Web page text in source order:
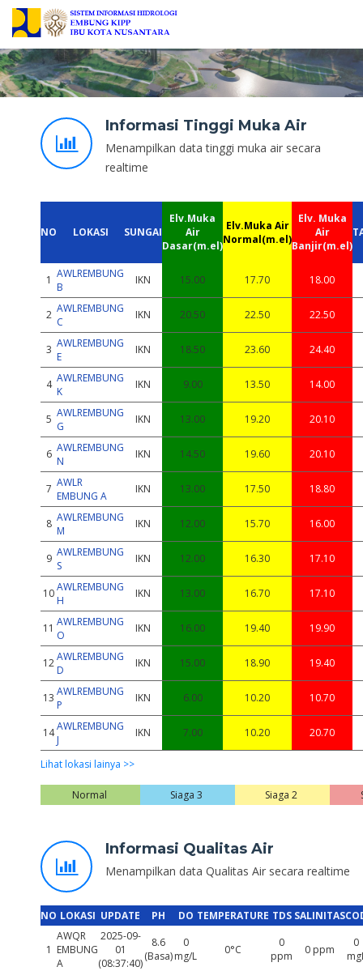
Informasi Tinggi Muka Air
Menampilkan data tinggi muka air secara
realtime
NO LOKASI SUNGAI
Elv.Muka
Air
Dasar(m.el)
Elv.Muka Air
Normal(m.el)
Elv. Muka
Air
Banjir(m.el)
1 AWLREMBUNG
B
IKN 15.00 17.70 18.00
2 AWLREMBUNG
C
IKN 20.50 22.50 22.50
3 AWLREMBUNG
E
IKN 18.50 23.60 24.40
4 AWLREMBUNG
K
IKN 9.00 13.50 14.00
5 AWLREMBUNG
G
IKN 13.00 19.20 20.10
6 AWLREMBUNG
N
IKN 14.50 19.60 20.10
7 AWLR
EMBUNG A
IKN 13.00 17.50 18.80
8 AWLREMBUNG
M
IKN 12.00 15.70 16.00
9 AWLREMBUNG
S
IKN 12.00 16.30 17.10
10AWLREMBUNG
H
IKN 13.00 16.70 17.10
11 AWLREMBUNG
O
IKN 16.00 19.40 19.90
12AWLREMBUNG
D
IKN 15.00 18.90 19.40
13 AWLREMBUNG
P
IKN 6.00 10.20 10.70
14AWLREMBUNG
J
IKN 7.00 10.20 20.70
Lihat lokasi lainya >>
Normal Siaga 3 Siaga 2
Informasi Qualitas Air
Menampilkan data Qualitas Air secara realtime
NO LOKASI UPDATE PH DO TEMPERATURE TDS SALINITAS
1
AWQR
EMBUNG
A
2025-09-
01
(08:37:40)
8.6
(Basa)
0
mg/L
0°C
0
ppm
0 ppm
0